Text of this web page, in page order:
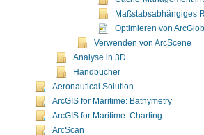
Maßstabsabhängiges
Optimieren von
Verwenden von ArcScene
Analyse in 3D
Handbücher
Aeronautical Solution
ArcGIS for Maritime: Bathymetry
ArcGIS for Maritime: Charting
ArcScan